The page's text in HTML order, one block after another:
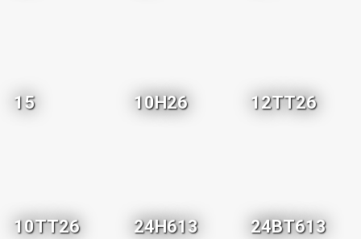
15 10H26 12TT26
10TT26 24H613 24BT613